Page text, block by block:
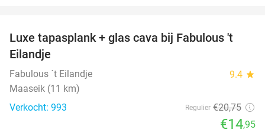
28%
Luxe tapasplank + glas cava bij Fabulous 't
Eilandje
Fabulous ´t Eilandje 9.4 star
Maaseik (11 km)
Verkocht: 993
Regulier €20,75
€14,95